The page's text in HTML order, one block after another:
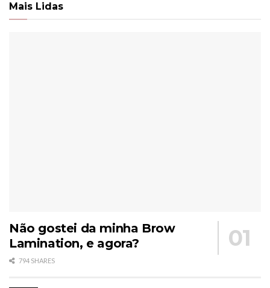
Mais Lidas
Não gostei da minha Brow
Lamination, e agora?
794 SHARES